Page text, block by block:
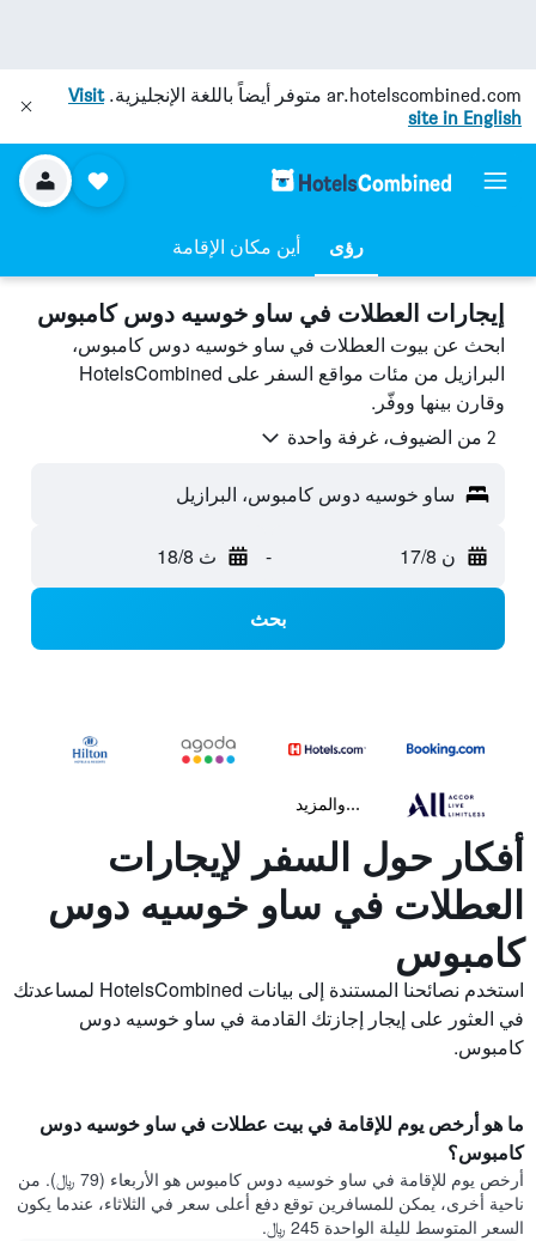
ar.hotelscombined.com متوفر أيضاً باللغة الإنجليزية.Visit
site in English
رؤى أين مكان الإقامة
إيجارات العطلات في ساو خوسيه دوس كامبوس
ابحث عن بيوت العطلات في ساو خوسيه دوس كامبوس،
البرازيل من مئات مواقع السفر على HotelsCombined
وقارن بينها ووفّر.
2 من الضيوف، غرفة واحدة
ساو خوسيه دوس كامبوس، البرازيل
ن 17/8 - ث 18/8
بحث
...والمزيد
أفكار حول السفر لإيجارات
العطلات في ساو خوسيه دوس
كامبوس
استخدم نصائحنا المستندة إلى بيانات HotelsCombined لمساعدتك
في العثور على إيجار إجازتك القادمة في ساو خوسيه دوس
كامبوس.
ما هو أرخص يوم للإقامة في بيت عطلات في ساو خوسيه دوس
كامبوس؟
أرخص يوم للإقامة في ساو خوسيه دوس كامبوس هو الأربعاء (79 ﷼). من
ناحية أخرى، يمكن للمسافرين توقع دفع أعلى سعر في الثلاثاء، عندما يكون
السعر المتوسط لليلة الواحدة 245 ﷼.